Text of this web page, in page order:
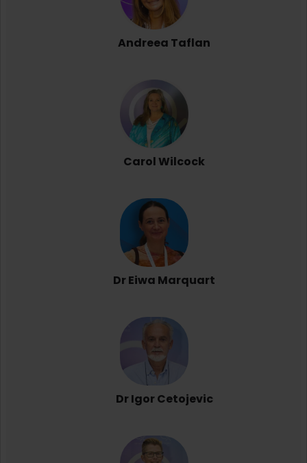
Andreea Taflan
Carol Wilcock
Dr Eiwa Marquart
Dr Igor Cetojevic